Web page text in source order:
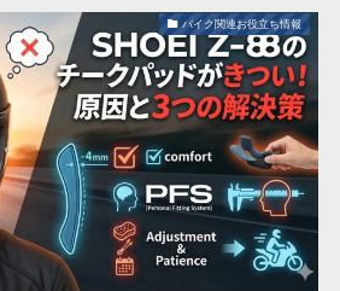
バイク関連お役立ち情報